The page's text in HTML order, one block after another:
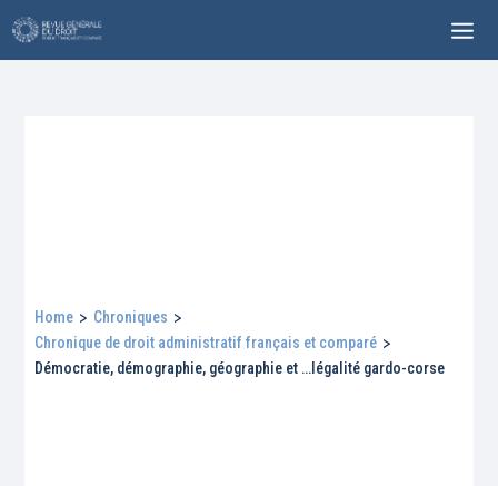
Home > Chroniques >
Chronique de droit administratif français et comparé >
Démocratie, démographie, géographie et …légalité gardo-corse